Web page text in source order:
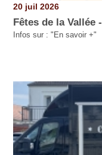
20 juil 2026
Fêtes de la Vallée
Infos sur : "En savoir +"